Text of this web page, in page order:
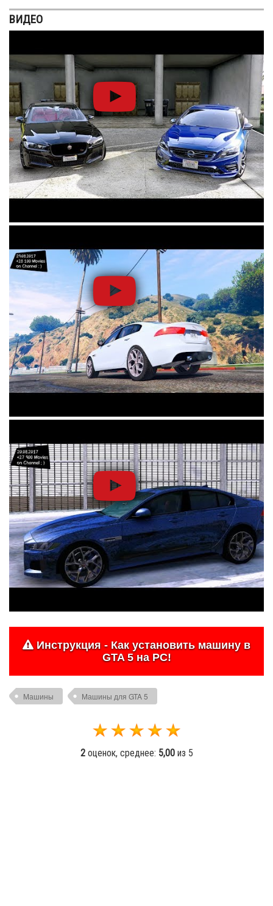
ВИДЕО
Инструкция - Как установить машину в
GTA 5 на PC!
Машины Машины для GTA 5
2оценок, среднее: 5,00из 5